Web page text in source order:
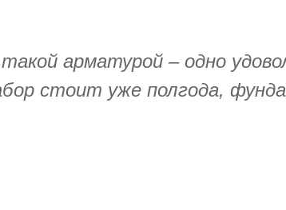
арматурой – одно
стоит уже полгода,